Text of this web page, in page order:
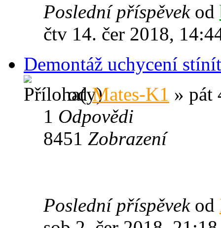
Poslední příspěvek od
čtv 14. čer 2018,
Demontáž uchycení
odMates-K1 » pát
1 Odpovědi
8451 Zobrazení
Poslední příspěvek od